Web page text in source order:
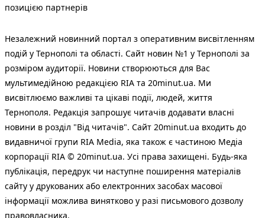
позицією партнерів
Незалежний новинний портал з оперативним висвітленням
подій у Тернополі та області. Сайт новин №1 у Тернополі за
розміром аудиторії. Новини створюються для Вас
мультимедійною редакцією RIA та 20minut.ua. Ми
висвітлюємо важливі та цікаві події, людей, життя
Тернополя. Редакція запрошує читачів додавати власні
новини в розділ "Від читачів". Сайт 20minut.ua входить до
видавничої групи RIA Media, яка також є частиною Медіа
корпорації RIA © 20minut.ua. Усі права захищені. Будь-яка
публiкацiя, передрук чи наступне поширення матеріалів
сайту у друкованих або електронних засобах масової
інформації можлива винятково у разі письмового дозволу
правовласника.